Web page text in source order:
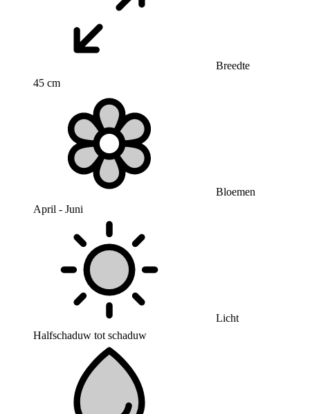
Breedte
45 cm
Bloemen
April - Juni
Licht
Halfschaduw tot schaduw